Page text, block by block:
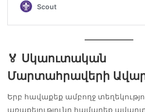
🏅 Սկաուտական
Մարտահրավերի
Երբ հավաքեք ամբողջ
առաքելությունը համարեք